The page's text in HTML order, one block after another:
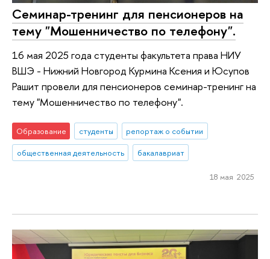
Семинар-тренинг для пенсионеров на
тему "Мошенничество по телефону".
16 мая 2025 года студенты факультета права НИУ
ВШЭ - Нижний Новгород Курмина Ксения и Юсупов
Рашит провели для пенсионеров семинар-тренинг на
тему "Мошенничество по телефону".
Образование студенты
репортаж о событии
общественная деятельность
бакалавриат
18 мая 2025